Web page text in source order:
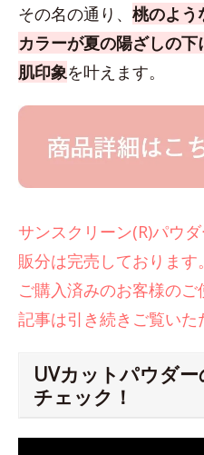
その名の通り、 桃のよう
カラーが夏の陽ざしの
肌印象を叶えます。
サンスクリーン(R)パウ
販分は完売しております。
ご購入済みのお客様の
記事は引き続きご覧いた
UVカットパウダ
チェック！